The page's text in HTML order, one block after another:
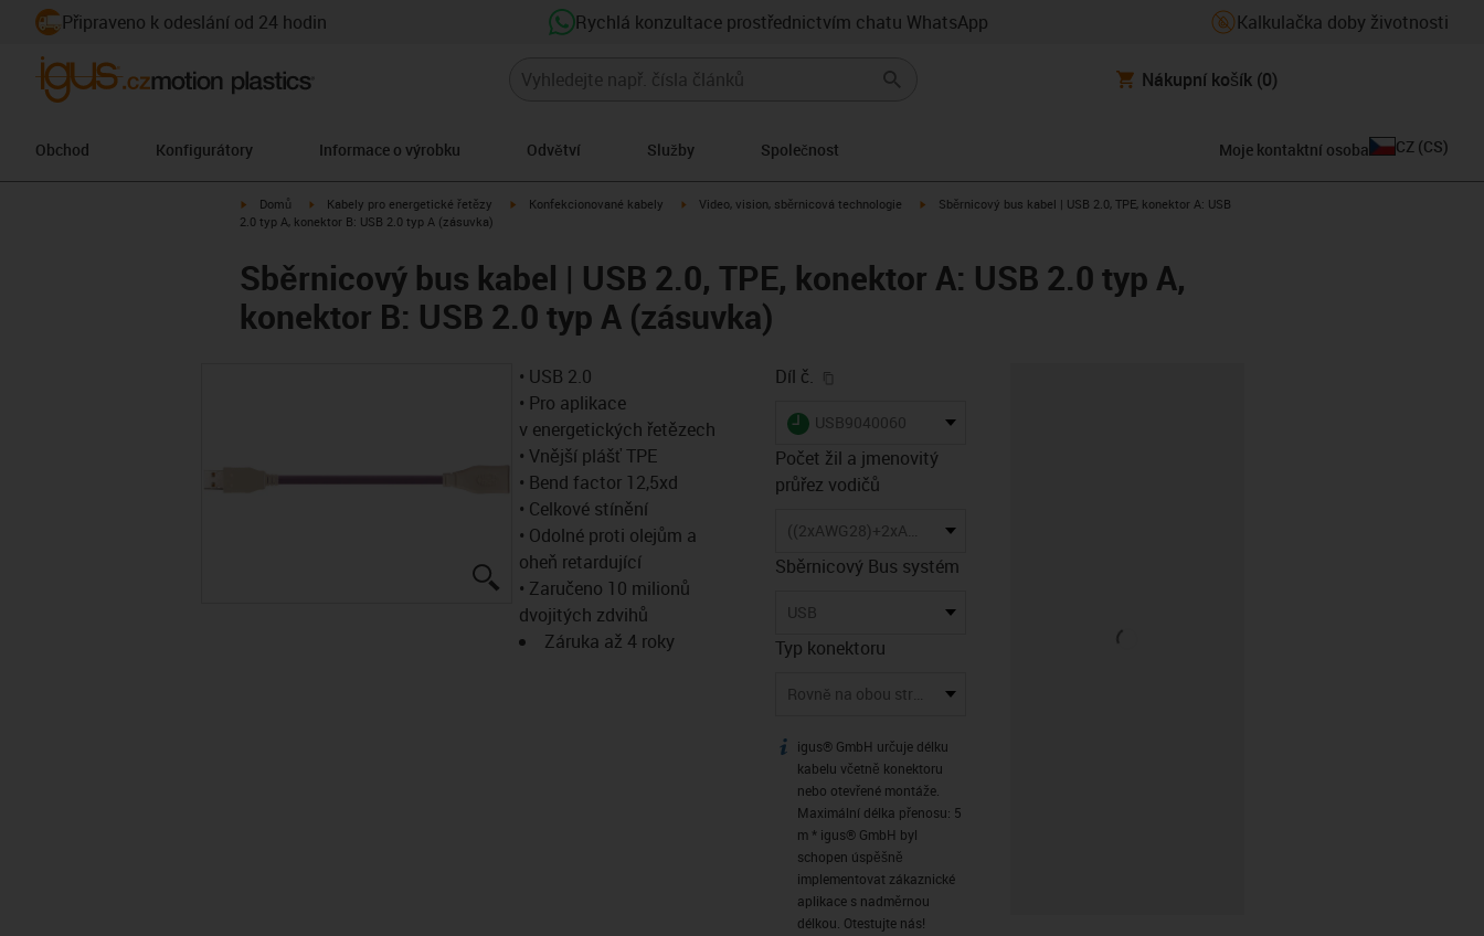
Připraveno k odeslání od 24 hodin Rychlá konzultace prostřednictvím chatu WhatsApp Kalkulačka doby životnosti
Nákupní košík (0)
Obchod Konfigurátory Informace o výrobku Odvětví Služby Společnost Moje kontaktní osoba CZ (CS)
igus-icon-arrow-right
Domů igus-icon-arrow-right
Kabely pro energetické řetězy igus-icon-arrow-right
Konfekcionované kabely igus-icon-arrow-right
Video, vision, sběrnicová technologie igus-icon-arrow-right
Sběrnicový bus kabel | USB 2.0, TPE, konektor A: USB
2.0 typ A, konektor B: USB 2.0 typ A (zásuvka)
Sběrnicový bus kabel | USB 2.0, TPE, konektor A: USB 2.0 typ A,
konektor B: USB 2.0 typ A (zásuvka)
igus-icon-lupe
• USB 2.0
• Pro aplikace
v energetických řetězech
• Vnější plášť TPE
• Bend factor 12,5xd
• Celkové stínění
• Odolné proti olejům a
oheň retardující
• Zaručeno 10 milionů
dvojitých zdvihů
Záruka až 4 roky
Díl č.
igus-icon-lieferzeit
USB9040060
Počet žil a jmenovitý
průřez vodičů
((2xAWG28)+2xAWG20)C
Sběrnicový Bus systém
USB
Typ konektoru
Rovně na obou stranách
igus-icon-info
igus® GmbH určuje délku
kabelu včetně konektoru
nebo otevřené montáže.
Maximální délka přenosu: 5
m * igus® GmbH byl
schopen úspěšně
implementovat zákaznické
aplikace s nadměrnou
délkou. Otestujte nás!